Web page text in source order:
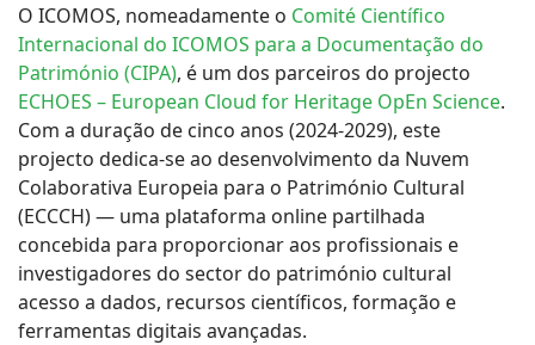
O ICOMOS, nomeadamente o Comité Científico
Internacional do ICOMOS para a Documentação do
Património (CIPA), é um dos parceiros do projecto
ECHOES – European Cloud for Heritage OpEn Science.
Com a duração de cinco anos (2024-2029), este
projecto dedica-se ao desenvolvimento da Nuvem
Colaborativa Europeia para o Património Cultural
(ECCCH) — uma plataforma online partilhada
concebida para proporcionar aos profissionais e
investigadores do sector do património cultural
acesso a dados, recursos científicos, formação e
ferramentas digitais avançadas.